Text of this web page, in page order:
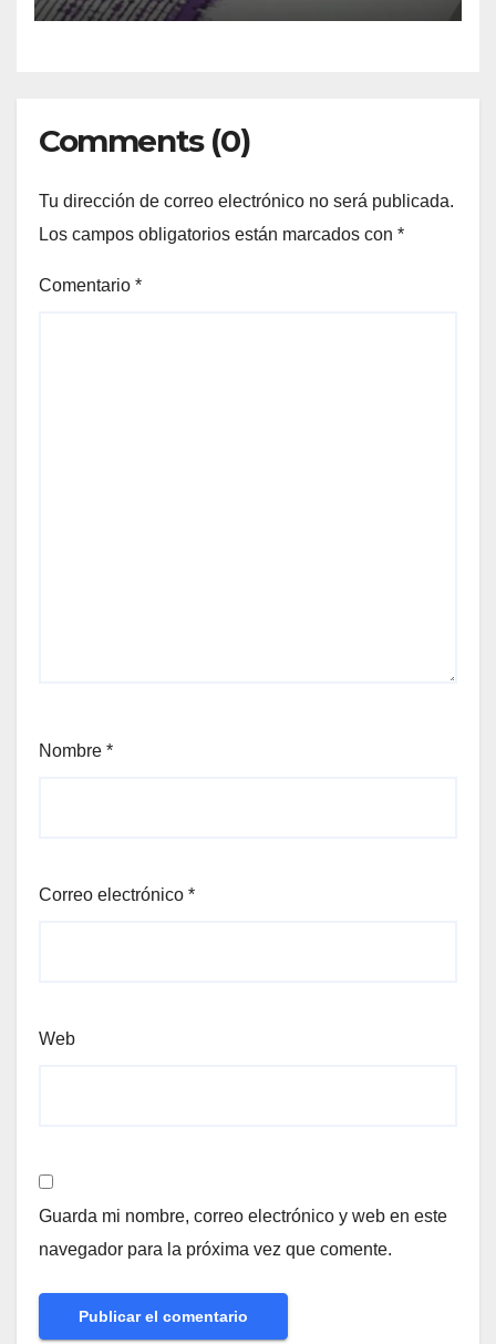
Comments (0)
Tu dirección de correo electrónico no será publicada.
Los campos obligatorios están marcados con *
Comentario *
Nombre *
Correo electrónico *
Web
Guarda mi nombre, correo electrónico y web en este
navegador para la próxima vez que comente.